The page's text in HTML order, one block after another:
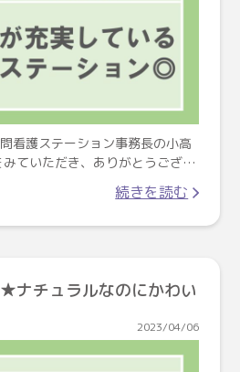
看護ステーション事務長の小高
みていただき、ありがとうござ…
続きを読む
ナチュラルなのにかわい
2023/04/06